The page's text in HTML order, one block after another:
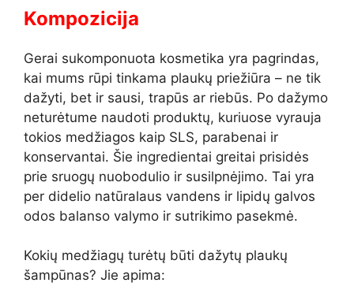
Kompozicija
Gerai sukomponuota kosmetika yra pagrindas,
kai mums rūpi tinkama plaukų priežiūra – ne tik
dažyti, bet ir sausi, trapūs ar riebūs. Po dažymo
neturėtume naudoti produktų, kuriuose vyrauja
tokios medžiagos kaip SLS, parabenai ir
konservantai. Šie ingredientai greitai prisidės
prie sruogų nuobodulio ir susilpnėjimo. Tai yra
per didelio natūralaus vandens ir lipidų galvos
odos balanso valymo ir sutrikimo pasekmė.
Kokių medžiagų turėtų būti dažytų plaukų
šampūnas? Jie apima: